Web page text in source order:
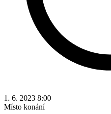
1. 6. 2023 8:00
Místo konání